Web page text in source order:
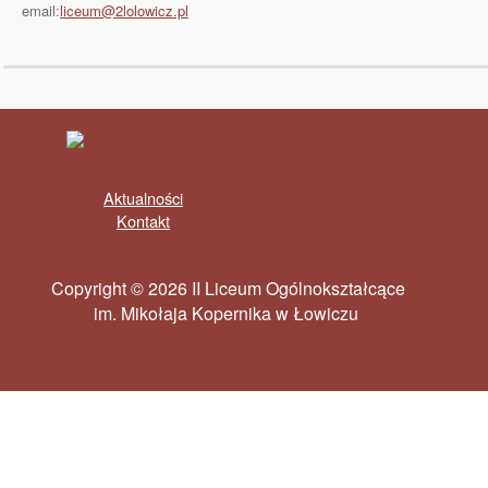
email:liceum@2lolowicz.pl
Aktualności
Kontakt
Copyright © 2026 II Liceum Ogólnokształcące
im. Mikołaja Kopernika w Łowiczu